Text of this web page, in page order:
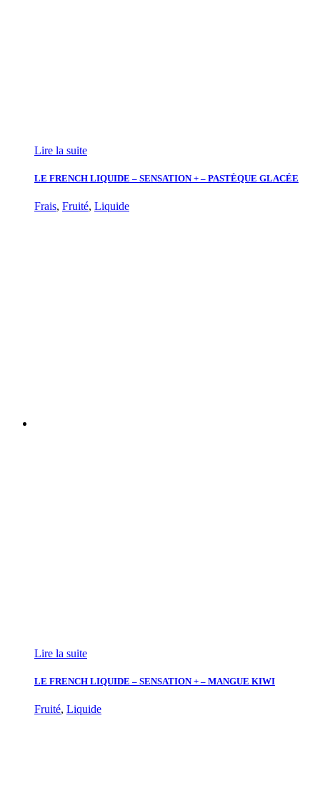
Lire la suite
LE FRENCH LIQUIDE – SENSATION + – PASTÈQUE GLACÉE
Frais, Fruité, Liquide
Lire la suite
LE FRENCH LIQUIDE – SENSATION + – MANGUE KIWI
Fruité, Liquide